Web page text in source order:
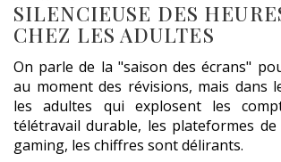
SILENCIEUSE DES
CHEZ LES ADULTES
On parle de la "saison des écrans"
au moment des révisions, mais dans
les adultes qui explosent les
télétravail durable, les plateformes
gaming, les chiffres sont délirants.